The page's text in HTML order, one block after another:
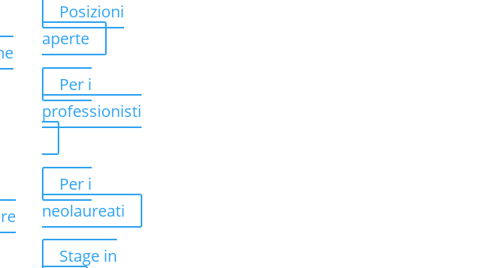
Posizioni
aperte
Per i
professionisti
Per i
neolaureati
Stage in